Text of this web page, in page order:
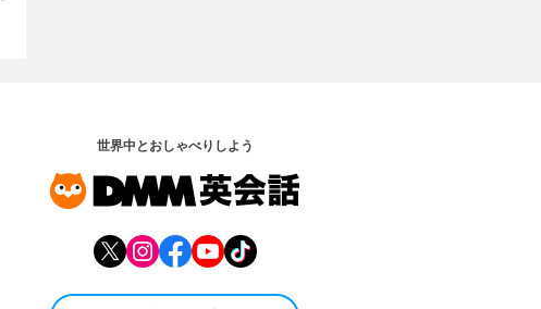
世界中とおしゃべりしよう